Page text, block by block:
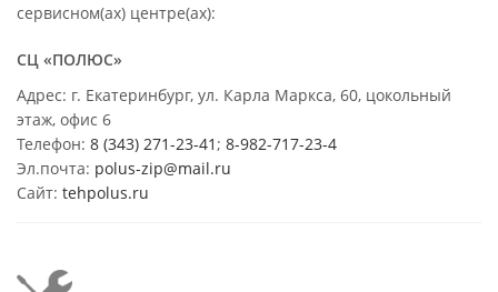
сервисном(ах) центре(ах):
СЦ «ПОЛЮС»
Адрес: г. Екатеринбург, ул. Карла Маркса, 60, цокольный
этаж, офис 6
Телефон: 8 (343) 271-23-41 ; 8-982-717-23-4
Эл.почта: polus-zip@mail.ru
Сайт: tehpolus.ru